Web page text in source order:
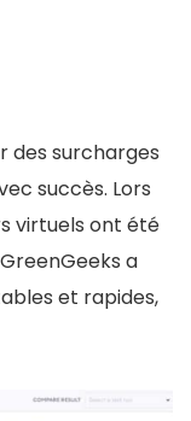
des surcharges
succès. Lors
virtuels ont été
a
et rapides,